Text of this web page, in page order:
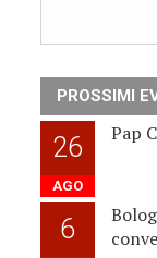
PROSSIMI
26
AGO
Pap
6